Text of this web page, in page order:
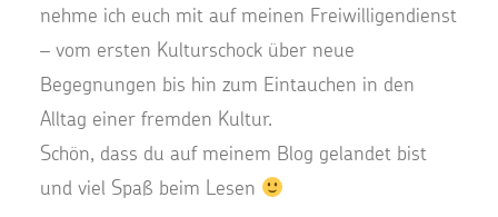
nehme ich euch mit auf meinen Freiwilligendienst
– vom ersten Kulturschock über neue
Begegnungen bis hin zum Eintauchen in den
Alltag einer fremden Kultur.
Schön, dass du auf meinem Blog gelandet bist
und viel Spaß beim Lesen